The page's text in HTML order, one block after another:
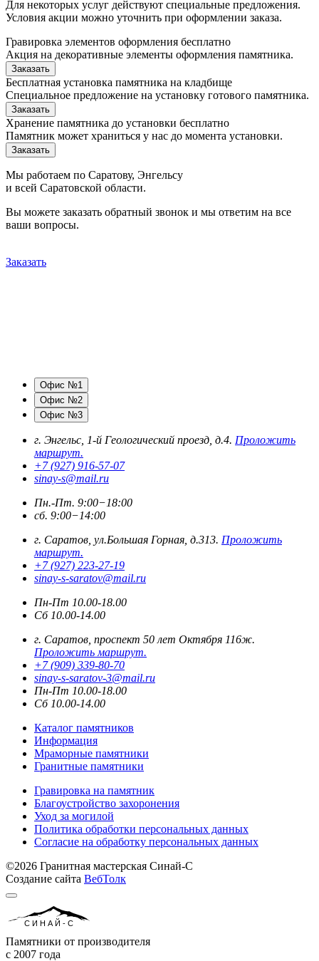
Для некоторых услуг действуют специальные предложения.
Условия акции можно уточнить при оформлении заказа.
Гравировка элементов оформления бесплатно
Акция на декоративные элементы оформления памятника.
Заказать
Бесплатная установка памятника на кладбище
Специальное предложение на установку готового памятника.
Заказать
Хранение памятника до установки бесплатно
Памятник может храниться у нас до момента установки.
Заказать
Мы работаем по Саратову, Энгельсу
и всей Саратовской области.
Вы можете заказать обратный звонок и мы ответим на все
ваши вопросы.
Заказать
Офис №1
Офис №2
Офис №3
г. Энгельс, 1-й Геологический проезд, д.4. Проложить
маршрут.
+7 (927) 916-57-07
sinay-s@mail.ru
Пн.-Пт. 9:00−18:00
сб. 9:00−14:00
г. Саратов, ул.Большая Горная, д.313. Проложить
маршрут.
+7 (927) 223-27-19
sinay-s-saratov@mail.ru
Пн-Пт 10.00-18.00
Сб 10.00-14.00
г. Саратов, проспект 50 лет Октября 116ж.
Проложить маршрут.
+7 (909) 339-80-70
sinay-s-saratov-3@mail.ru
Пн-Пт 10.00-18.00
Сб 10.00-14.00
Каталог памятников
Информация
Мраморные памятники
Гранитные памятники
Гравировка на памятник
Благоустройство захоронения
Уход за могилой
Политика обработки персональных данных
Согласие на обработку персональных данных
©2026 Гранитная мастерская Синай-С
Создание сайта ВебТолк
СИНАЙ-С
Памятники от производителя
с 2007 года